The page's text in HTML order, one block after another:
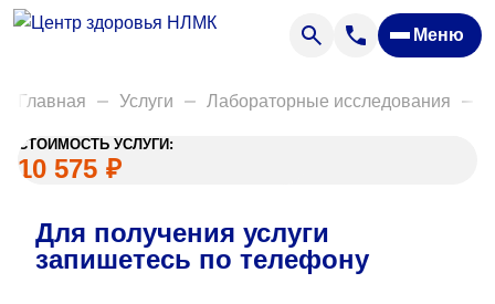
Меню
Анализы
Акции
Пациентам
Вакансии
О нас
Главная Услуги Лабораторные исследования
СТОИМОСТЬ УСЛУГИ:
10 575 ₽
Для получения услуги
запишетесь по телефону